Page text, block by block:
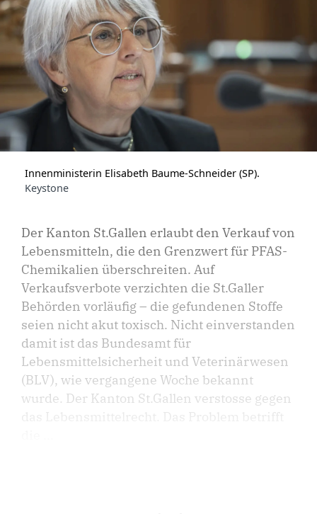
Innenministerin Elisabeth Baume-Schneider (SP).
Keystone
Der Kanton St.Gallen erlaubt den Verkauf von
Lebensmitteln, die den Grenzwert für PFAS-
Chemikalien überschreiten. Auf
Verkaufsverbote verzichten die St.Galler
Behörden vorläufig – die gefundenen Stoffe
seien nicht akut toxisch. Nicht einverstanden
damit ist das Bundesamt für
Lebensmittelsicherheit und Veterinärwesen
(BLV), wie vergangene Woche bekannt
wurde. Der Kanton St.Gallen verstosse gegen